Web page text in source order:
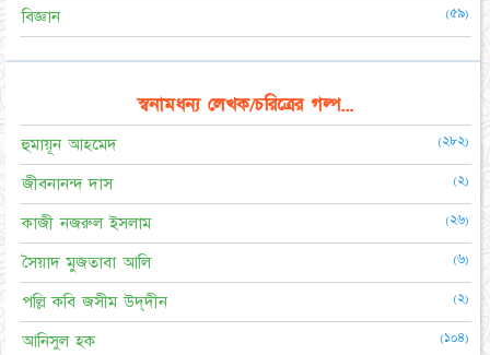
বিজ্ঞান (৫৯)
স্বনামধন্য লেখক/চরিত্রের গল্প...
হুমায়ূন আহমেদ (২৮২)
জীবনানন্দ দাস (২)
কাজী নজরুল ইসলাম (২৬)
সৈয়াদ মুজতাবা আলি (৬)
পল্লি কবি জসীম উদ্‌দীন (২)
আনিসুল হক (১০৪)